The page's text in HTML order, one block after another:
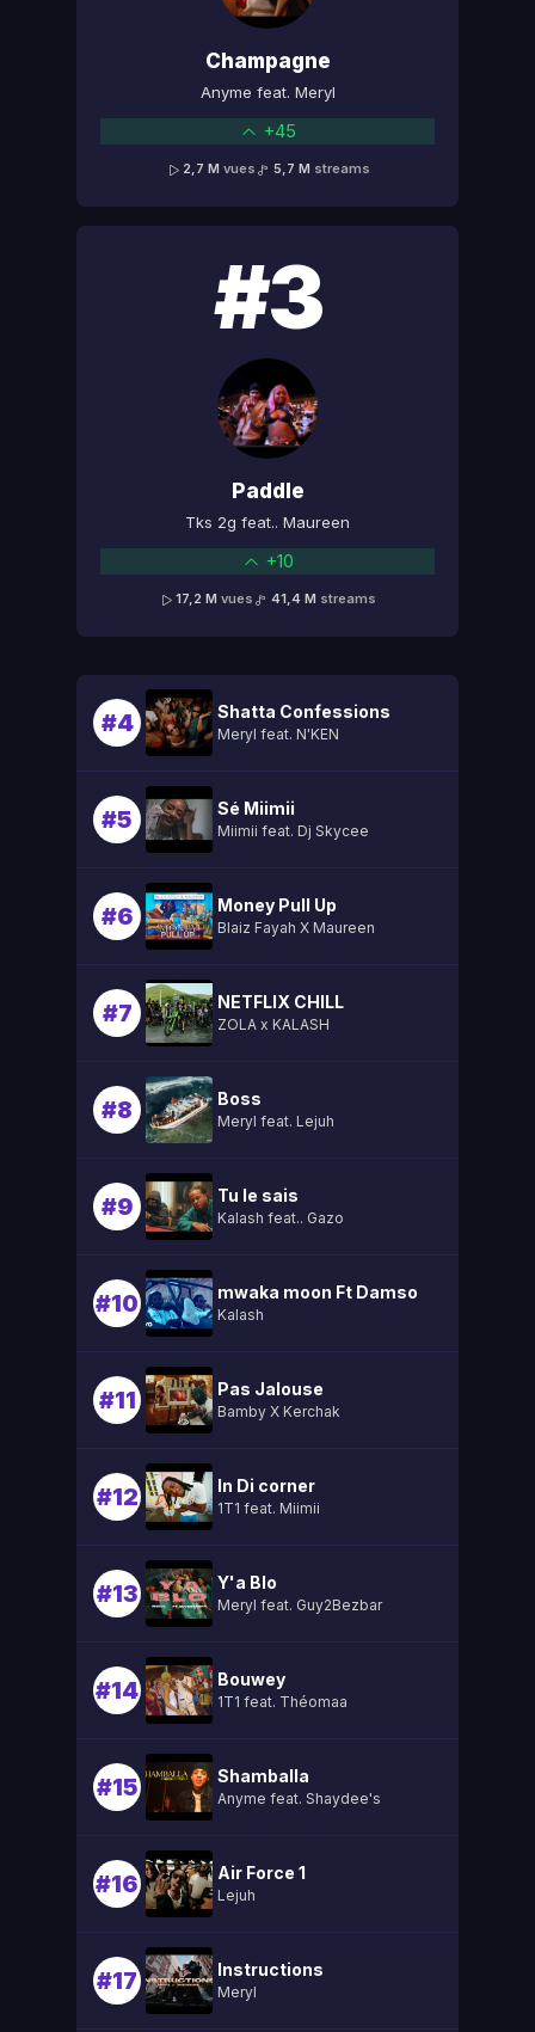
Champagne
Anyme feat. Meryl
+45
2,7 M vues 5,7 M streams
#3
Paddle
Tks 2g feat.. Maureen
+10
17,2 M vues 41,4 M streams
#4 Shatta Confessions
Meryl feat. N'KEN
#5 Sé Miimii
Miimii feat. Dj Skycee
#6 Money Pull Up
Blaiz Fayah X Maureen
#7 NETFLIX CHILL
ZOLA x KALASH
#8 Boss
Meryl feat. Lejuh
#9 Tu le sais
Kalash feat.. Gazo
#10 mwaka moon Ft Damso
Kalash
#11 Pas Jalouse
Bamby X Kerchak
#12 In Di corner
1T1 feat. Miimii
#13 Y'a Blo
Meryl feat. Guy2Bezbar
#14 Bouwey
1T1 feat. Théomaa
#15 Shamballa
Anyme feat. Shaydee's
#16 Air Force 1
Lejuh
#17 Instructions
Meryl